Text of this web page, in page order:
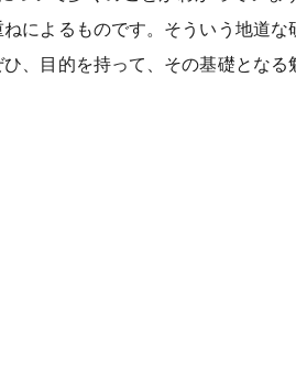
によるものです。そういう地道な
、目的を持って、その基礎となる